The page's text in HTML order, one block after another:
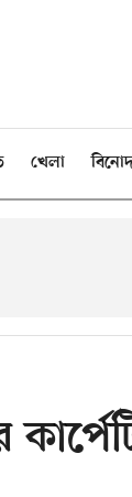
খেলা